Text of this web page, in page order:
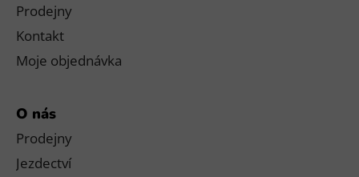
Prodejny
Kontakt
Moje objednávka
O nás
Prodejny
Jezdectví